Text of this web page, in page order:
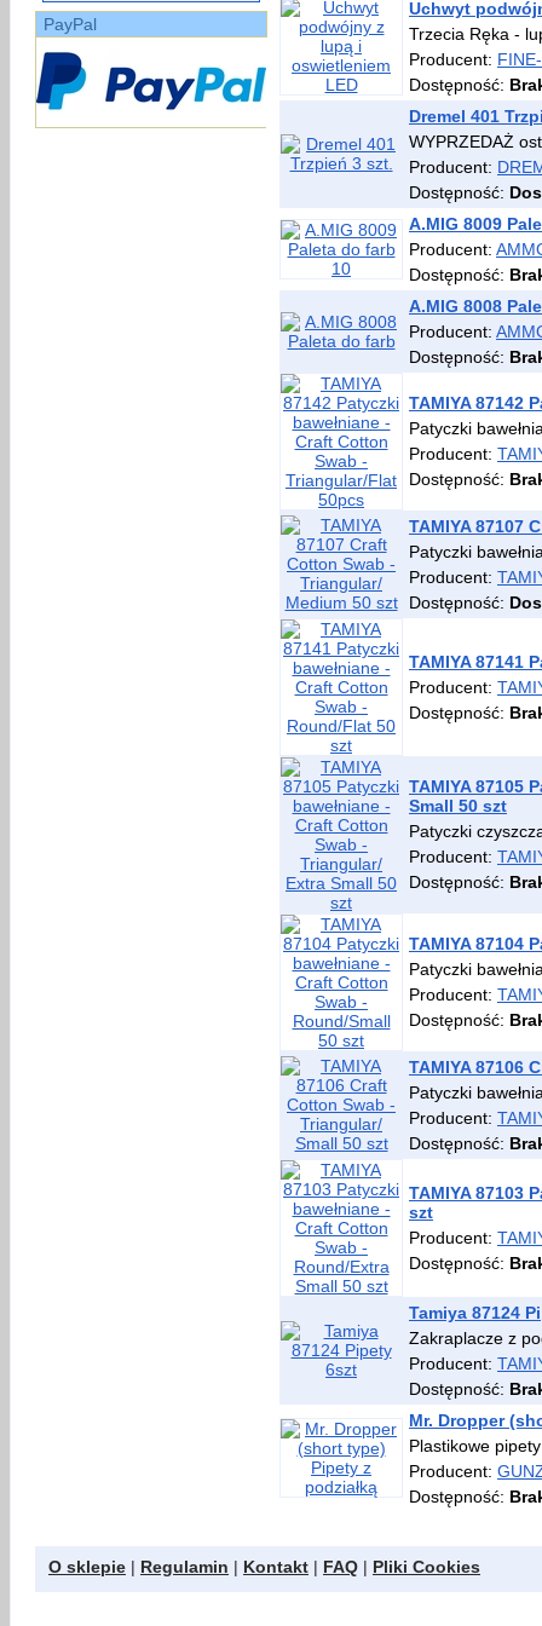
PayPal
Uchwyt
Trzecia Ręka -
Producent:
Dostępność:
Dremel 401
WYPRZEDAŻ
Producent:
Dostępność:
A.MIG 8009
Producent:
Dostępność:
A.MIG 8008
Producent:
Dostępność:
TAMIYA 87142
Patyczki
Producent:
Dostępność:
TAMIYA 87107
Patyczki
Producent:
Dostępność:
TAMIYA 87141
Producent:
Dostępność:
TAMIYA 87105
Small 50 szt
Patyczki
Producent:
Dostępność:
TAMIYA 87104
Patyczki
Producent:
Dostępność:
TAMIYA 87106
Patyczki
Producent:
Dostępność:
TAMIYA 87103
szt
Producent:
Dostępność:
Tamiya 87124
Zakraplacze z
Producent:
Dostępność:
Mr. Dropper
Plastikowe
Producent:
Dostępność:
O sklepie | Regulamin | Kontakt | FAQ | Pliki Cookies